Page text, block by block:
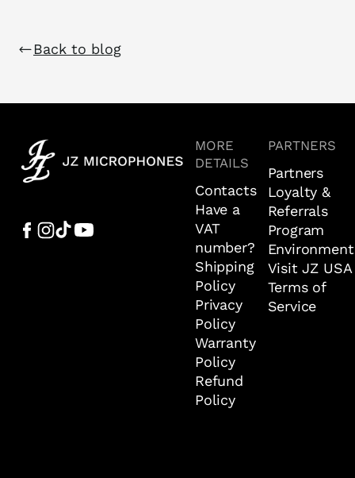
Back to blog
MORE
DETAILS
Contacts
Have a
VAT
number?
Shipping
Policy
Privacy
Policy
Warranty
Policy
Refund
Policy
PARTNERS
Partners
Loyalty &
Referrals
Program
Environment
Visit JZ USA
Terms of
Service